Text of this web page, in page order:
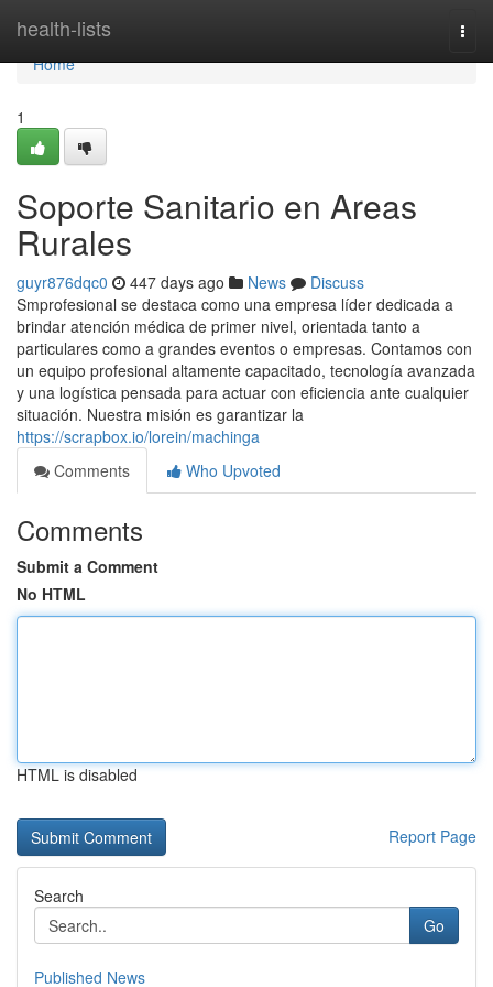
health-lists
Home
Home
1
Soporte Sanitario en Areas
Rurales
guyr876dqc0 447 days ago News
Discuss
Smprofesional se destaca como una empresa líder dedicada a
brindar atención médica de primer nivel, orientada tanto a
particulares como a grandes eventos o empresas. Contamos con
un equipo profesional altamente capacitado, tecnología avanzada
y una logística pensada para actuar con eficiencia ante cualquier
situación. Nuestra misión es garantizar la
https://scrapbox.io/lorein/machinga
Comments
Who Upvoted
Comments
Submit a Comment
No HTML
HTML is disabled
Report Page
Search
Go
Published News